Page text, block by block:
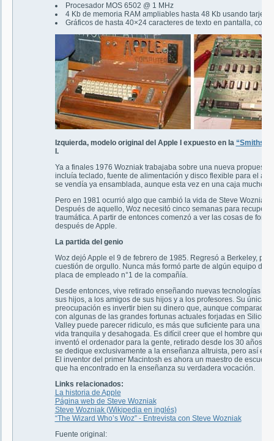
Procesador MOS 6502 @ 1 MHz
4 Kb de memoria RAM ampliables hasta 48 Kb usando
Gráficos de hasta 40×24 caracteres de texto en pantalla, con
Izquierda, modelo original del Apple I expuesto en la
I.
Ya a finales 1976 Wozniak trabajaba sobre una nueva
incluía teclado, fuente de alimentación y disco flexible para el
se vendía ya ensamblada, aunque esta vez en una caja mucho
Pero en 1981 ocurrió algo que cambió la vida de Steve
Después de aquello, Woz necesitó cinco semanas para
traumática. A partir de entonces comenzó a ver las cosas de
después de Apple.
La partida del genio
Woz dejó Apple el 9 de febrero de 1985. Regresó a Berkeley,
cuestión de orgullo. Nunca más formó parte de algún equipo de
placa de empleado n°1 de la compañía.
Desde entonces, vive retirado enseñando nuevas tecnologías a
sus hijos, a los amigos de sus hijos y a los profesores. Su única
preocupación es invertir bien su dinero que, aunque comparado
con algunas de las grandes fortunas actuales forjadas en Silicon
Valley puede parecer ridiculo, es más que suficiente para una
vida tranquila y desahogada. Es difícil creer que el hombre que
inventó el ordenador para la gente, retirado desde los 30 años,
se dedique exclusivamente a la enseñanza altruista, pero así es.
El inventor del primer Macintosh es ahora un maestro de escuela
que ha encontrado en la enseñanza su verdadera vocación.
Links relacionados:
La historia de Apple
Página web de Steve Wozniak
Steve Wozniak (Wikipedia en inglés)
“The Wizard Who’s Woz” - Entrevista con Steve Wozniak
Fuente original: